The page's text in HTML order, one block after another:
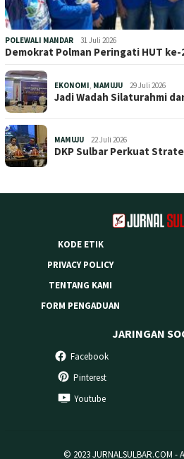
POLEWALI MANDAR 31 Juli 2026
Demokrat Polman Peringati HUT
EKONOMI, MAMUJU 29 Juli 2026
Jadi Wadah Silaturahmi
MAMUJU 22 Juli 2026
DKP Sulbar Perkuat
KODE ETIK
PRIVACY POLICY
TENTANG KAMI
FORM PENGADUAN
JARINGAN
Facebook
Pinterest
Youtube
© 2023 JURNALSULBAR.COM -